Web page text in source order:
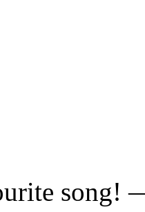
song!